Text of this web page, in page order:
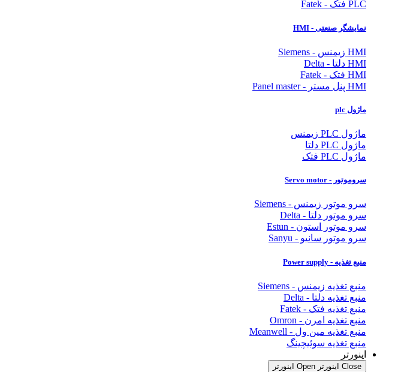
PLC فتک - Fatek
نمایشگر صنعتی - HMI
HMI زیمنس - Siemens
HMI دلتا - Delta
HMI فتک - Fatek
HMI پنل مستر - Panel master
ماژول plc
ماژول PLC زیمنس
ماژول PLC دلتا
ماژول PLC فتک
سروموتور - Servo motor
سرو موتور زیمنس - Siemens
سرو موتور دلتا - Delta
سرو موتور استون - Estun
سرو موتور سانیو - Sanyu
منبع تغذیه - Power supply
منبع تغذیه زیمنس - Siemens
منبع تغذیه دلتا - Delta
منبع تغذیه فتک - Fatek
منبع تغذیه امرن - Omron
منبع تغذیه مین ول - Meanwell
منبع تغذیه سوئیچینگ
اینورتر
Close اینورتر Open اینورتر